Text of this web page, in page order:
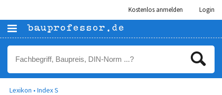
Kostenlos anmelden Login
Lexikon • Index S